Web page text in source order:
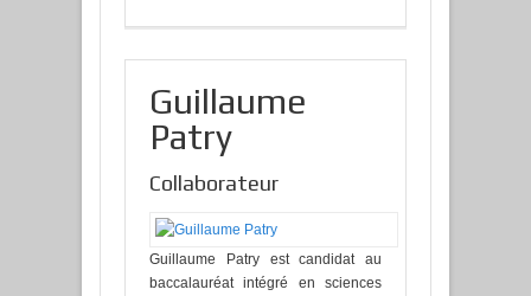
Guillaume
Patry
Collaborateur
Guillaume Patry est candidat au
baccalauréat intégré en sciences